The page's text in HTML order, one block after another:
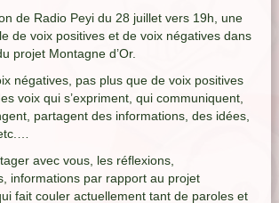
de Radio Peyi du 28 juillet vers 19h, une
de voix positives et de voix négatives dans
projet Montagne d’Or.
négatives, pas plus que de voix positives
voix qui s’expriment, qui communiquent,
partagent des informations, des idées,
avec vous, les réflexions,
informations par rapport au projet
fait couler actuellement tant de paroles et